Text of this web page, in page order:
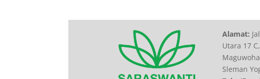
Alamat:
Utara 17
Sleman